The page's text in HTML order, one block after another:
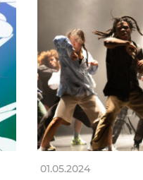
01.05.2024